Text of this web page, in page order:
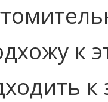
к